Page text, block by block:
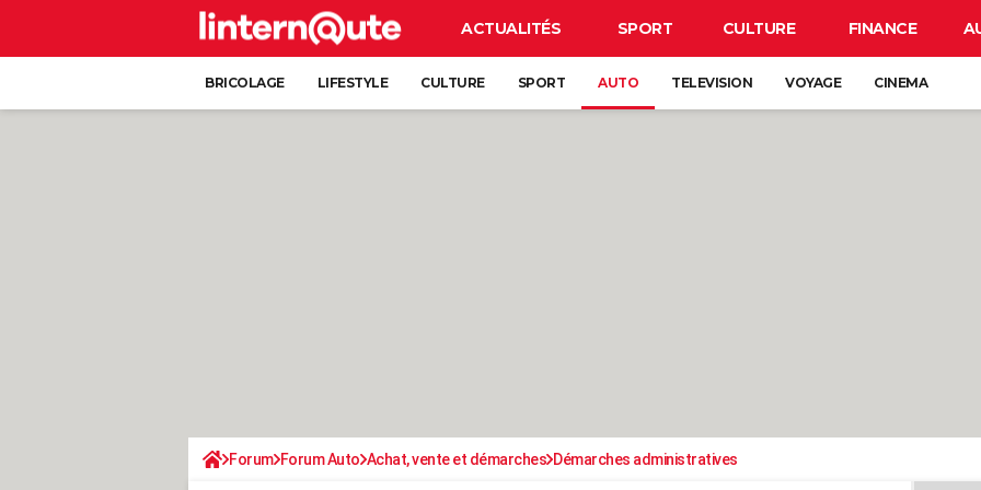
ACTUALITÉS SPORT CULTURE FINANCE
BRICOLAGE LIFESTYLE CULTURE SPORT AUTO TELEVISION VOYAGE CINEMA
Forum Forum Auto Achat, vente et démarches Démarches administratives